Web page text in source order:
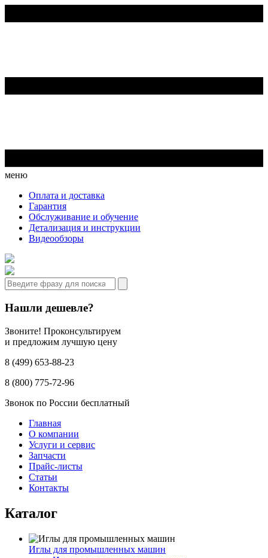
меню
Оплата и доставка
Гарантия
Обслуживание и обучение
Детализация и инструкции
Видеообзоры
Нашли дешевле?
Звоните! Проконсультируем
и предложим лучшую цену
8 (499) 653-88-23
8 (800) 775-72-96
Звонок по России бесплатный
Главная
О компании
Услуги и сервис
Запчасти
Прайс-листы
Статьи
Контакты
Каталог
Иглы для промышленных машин